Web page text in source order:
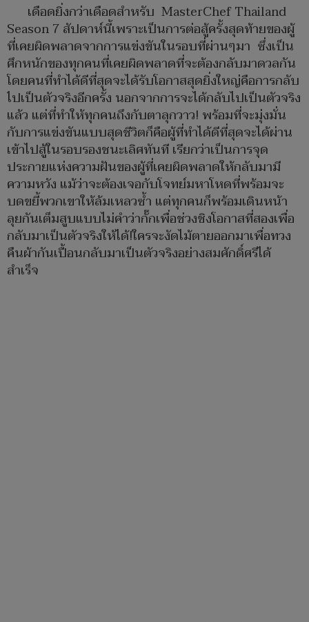
เดือดยิ่งกว่าเดือดสำหรับ MasterChef Thailand
Season 7 สัปดาห์นี้เพราะเป็นการต่อสู้ครั้งสุดท้ายของผู้
ที่เคยผิดพลาดจากการแข่งขันในรอบที่ผ่านๆมา ซึ่งเป็น
ศึกหนักของทุกคนที่เคยผิดพลาดที่จะต้องกลับมาดวลกัน
โดยคนที่ทำได้ดีที่สุดจะได้รับโอกาสสุดยิ่งใหญ่คือการกลับ
ไปเป็นตัวจริงอีกครั้ง นอกจากการจะได้กลับไปเป็นตัวจริง
แล้ว แต่ที่ทำให้ทุกคนถึงกับตาลุกวาว! พร้อมที่จะมุ่งมั่น
กับการแข่งขันแบบสุดชีวิตก็คือผู้ที่ทำได้ดีที่สุดจะได้ผ่าน
เข้าไปสู้ในรอบรองชนะเลิศทันที เรียกว่าเป็นการจุด
ประกายแห่งความฝันของผู้ที่เคยผิดพลาดให้กลับมามี
ความหวัง แม้ว่าจะต้องเจอกับโจทย์มหาโหดที่พร้อมจะ
บดขยี้พวกเขาให้ล้มเหลวซ้ำ แต่ทุกคนก็พร้อมเดินหน้า
ลุยกันเต็มสูบแบบไม่คำว่ากั๊กเพื่อช่วงชิงโอกาสที่สองเพื่อ
กลับมาเป็นตัวจริงให้ได้!ใครจะงัดไม้ตายออกมาเพื่อทวง
คืนผ้ากันเปื้อนกลับมาเป็นตัวจริงอย่างสมศักดิ์ศรีได้
สำเร็จ